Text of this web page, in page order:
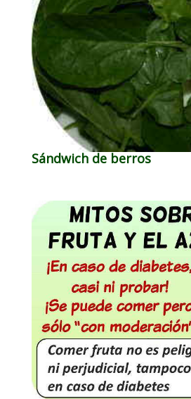
Sándwich de berros